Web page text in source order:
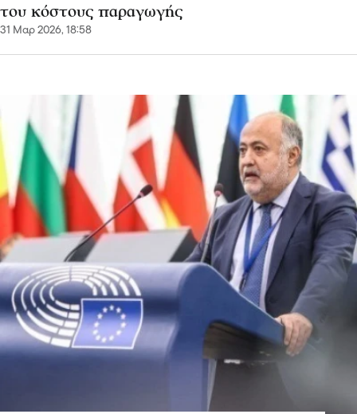
του κόστους παραγωγής
31 Μαρ 2026, 18:58